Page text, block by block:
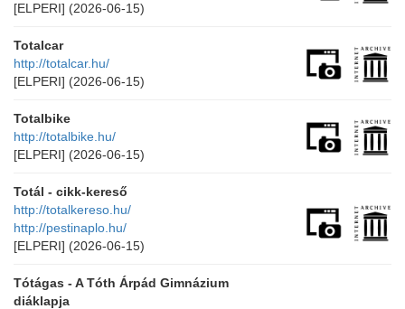
[ELPERI] (2026-06-15)
Totalcar
http://totalcar.hu/
[ELPERI] (2026-06-15)
Totalbike
http://totalbike.hu/
[ELPERI] (2026-06-15)
Totál - cikk-kereső
http://totalkereso.hu/
http://pestinaplo.hu/
[ELPERI] (2026-06-15)
Tótágas - A Tóth Árpád Gimnázium
diáklapja